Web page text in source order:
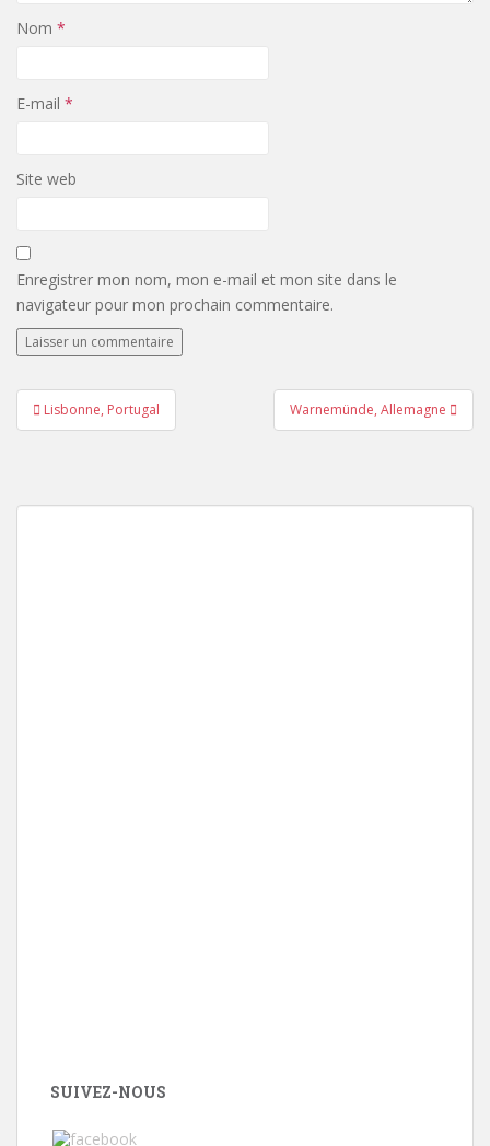
Nom *
E-mail *
Site web
Enregistrer mon nom, mon e-mail et mon site dans le
navigateur pour mon prochain commentaire.
Navigation
de
Lisbonne, Portugal Warnemünde, Allemagne
SUIVEZ-NOUS